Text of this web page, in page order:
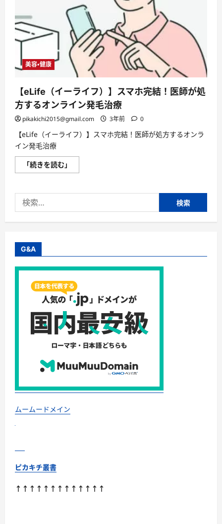
と
フ
ィ
ン
ジ
ア
を
使
用
す
る
毛
治
療
に
つ
い
て
さ
読
美容・健康
【eLife（イーライフ）】スマホ完結！医師が処
方するオンライン発毛治療
pikakichi2015@gmail.com 3年前 0
【eLife（イーライフ）】スマホ完結！医師が処方するオンラ
イン発毛治療
「続きを読む」
ー
フ）】
ホ
処
す
オ
ン
ラ
イ
発
毛
治
療
に
つ
て
さ
に
読
索:
G&A
ムームードメイン
ピカキチ叢書
↑↑↑↑↑↑↑↑↑↑↑↑↑